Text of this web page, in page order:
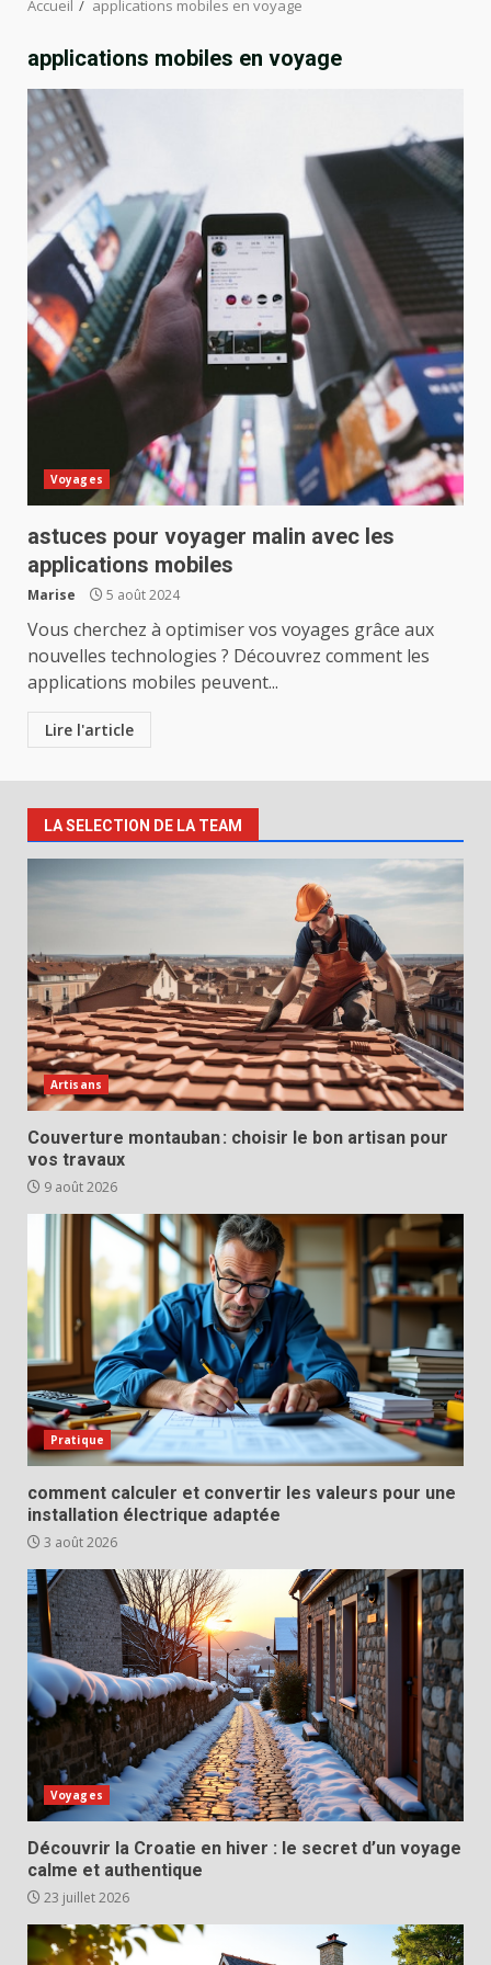
Accueil applications mobiles en voyage
applications mobiles en voyage
Voyages
astuces pour voyager malin avec les
applications mobiles
Marise 5 août 2024
Vous cherchez à optimiser vos voyages grâce aux
nouvelles technologies ? Découvrez comment les
applications mobiles peuvent...
Lire l'article
LA SELECTION DE LA TEAM
Artisans
Couverture montauban : choisir le bon artisan pour
vos travaux
9 août 2026
Pratique
comment calculer et convertir les valeurs pour une
installation électrique adaptée
3 août 2026
Voyages
Découvrir la Croatie en hiver : le secret d’un voyage
calme et authentique
23 juillet 2026